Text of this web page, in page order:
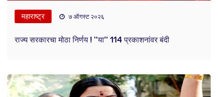
महाराष्ट्र ७ ऑगस्ट २०२६
राज्य सरकारचा मोठा निर्णय ! ''या'' 114 प्रकाशनांवर बंदी